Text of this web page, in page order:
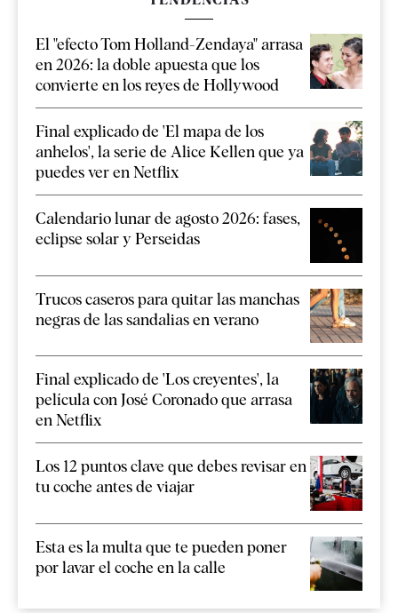
El "efecto Tom Holland-Zendaya" arrasa
en 2026: la doble apuesta que los
convierte en los reyes de Hollywood
Final explicado de 'El mapa de los
anhelos', la serie de Alice Kellen que ya
puedes ver en Netflix
Calendario lunar de agosto 2026: fases,
eclipse solar y Perseidas
Trucos caseros para quitar las manchas
negras de las sandalias en verano
Final explicado de 'Los creyentes', la
película con José Coronado que arrasa
en Netflix
Los 12 puntos clave que debes revisar en
tu coche antes de viajar
Esta es la multa que te pueden poner
por lavar el coche en la calle